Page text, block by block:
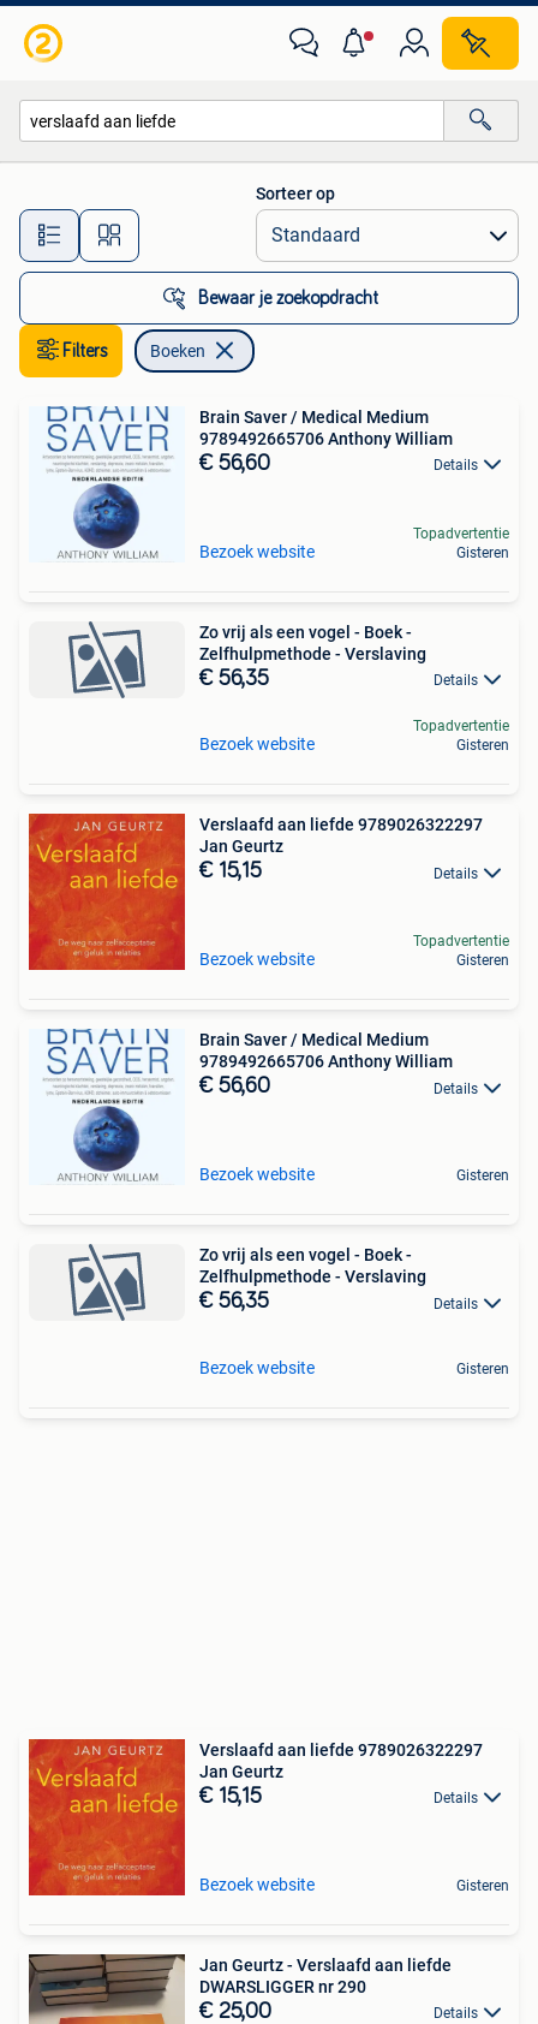
Alle afstanden…
Sorteer op
Bewaar je zoekopdracht
Filters Boeken
Brain Saver / Medical Medium
9789492665706 Anthony William
€ 56,60 Details
Bezoek website
Topadvertentie
Gisteren
Zo vrij als een vogel - Boek -
Zelfhulpmethode - Verslaving
€ 56,35 Details
Bezoek website
Topadvertentie
Gisteren
Verslaafd aan liefde 9789026322297
Jan Geurtz
€ 15,15 Details
Bezoek website
Topadvertentie
Gisteren
Brain Saver / Medical Medium
9789492665706 Anthony William
€ 56,60 Details
Bezoek website Gisteren
Zo vrij als een vogel - Boek -
Zelfhulpmethode - Verslaving
€ 56,35 Details
Bezoek website Gisteren
Verslaafd aan liefde 9789026322297
Jan Geurtz
€ 15,15 Details
Bezoek website Gisteren
Jan Geurtz - Verslaafd aan liefde
DWARSLIGGER nr 290
€ 25,00 Details